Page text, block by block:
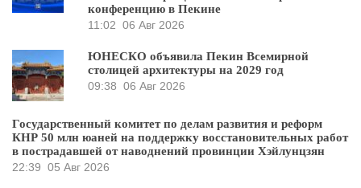
конференцию в Пекине
11:02 06 Авг 2026
ЮНЕСКО объявила Пекин Всемирной
столицей архитектуры на 2029 год
09:38 06 Авг 2026
Государственный комитет по делам развития и реформ
КНР 50 млн юаней на поддержку восстановительных работ
в пострадавшей от наводнений провинции Хэйлунцзян
22:39 05 Авг 2026